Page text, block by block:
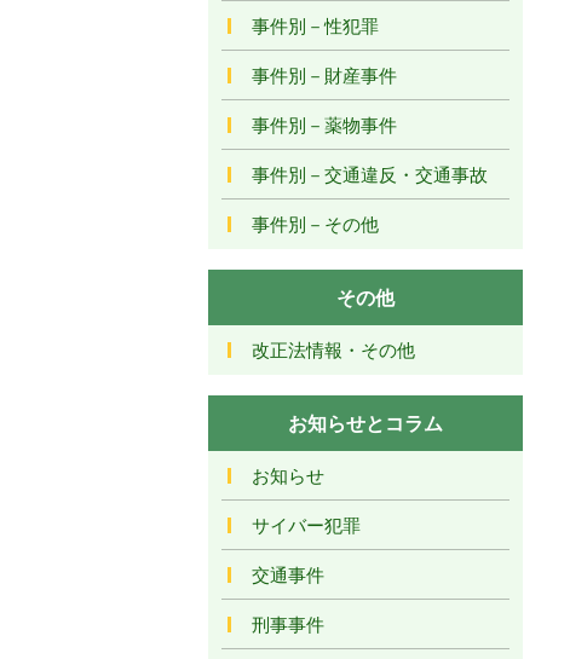
事件別－性犯罪
事件別－財産事件
事件別－薬物事件
事件別－交通違反・交通事故
事件別－その他
その他
改正法情報・その他
お知らせとコラム
お知らせ
サイバー犯罪
交通事件
刑事事件